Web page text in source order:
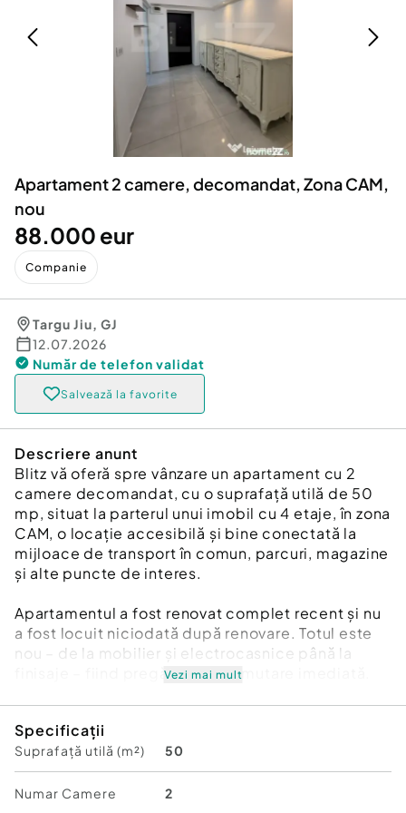
Servicii
Animale de companie
Afaceri și echipamente profesionale
Inchiriere Bunuri si Vehicule
Utilaje agricole si industriale
Piese auto si accesorii
Apartament 2 camere, decomandat, Zona CAM,
nou
88.000 eur
Companie
Targu Jiu, GJ
12.07.2026
Număr de telefon validat
Salvează la favorite
Descriere anunt
Blitz vă oferă spre vânzare un apartament cu 2
camere decomandat, cu o suprafață utilă de 50
mp, situat la parterul unui imobil cu 4 etaje, în zona
CAM, o locație accesibilă și bine conectată la
mijloace de transport în comun, parcuri, magazine
și alte puncte de interes.
Apartamentul a fost renovat complet recent și nu
a fost locuit niciodată după renovare. Totul este
nou – de la mobilier și electrocasnice până la
finisaje – fiind pregătit pentru mutare imediată.
după cum urmează: hol de intrare generos,
dormitor, living spațios, bucătărie separată, baie,
iar la intrarea în bloc viitorii proprietari se pot
bucura de o gradina, zonă verde amenajată,
Vezi mai mult
Specificații
Suprafață utilă (m²) 50
Numar Camere 2